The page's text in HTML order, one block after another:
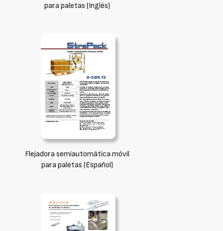
para paletas (Inglés)
Flejadora semiautomática móvil
para paletas (Español)